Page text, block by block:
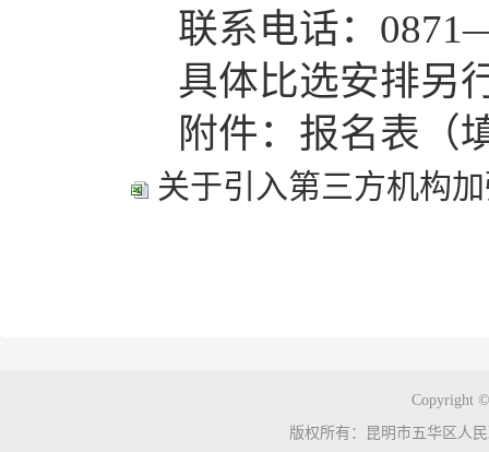
联系电话：
具体比选安排另
附件：报名表（
关于引入第三方机构
Copyright
版权所有：昆明市五华区人